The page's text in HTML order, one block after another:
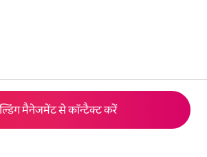
मैनेजमेंट से कॉन्टैक्ट करें